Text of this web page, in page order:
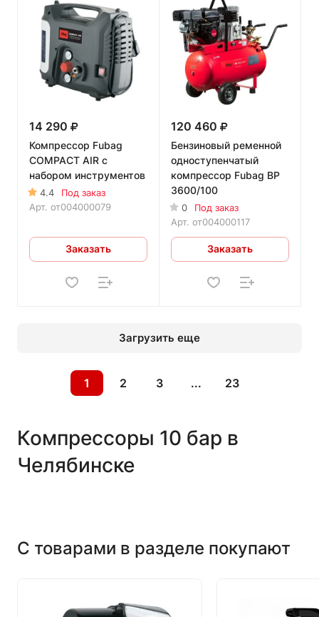
14 290
Компрессор Fubag
COMPACT AIR с
набором инструментов
4.4
Под заказ
Арт. от004000079
Заказать
120 460
Бензиновый ременной
одноступенчатый
компрессор Fubag BP
3600/100
0
Под заказ
Арт. от004000117
Заказать
Загрузить еще
1 2 3 ... 23
Компрессоры 10 бар в
Челябинске
С товарами в разделе покупают